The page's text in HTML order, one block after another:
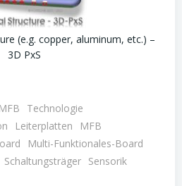
(e.g. copper, aluminum, etc.) –
3D PxS
MFB Technologie
Leiterplatten
MFB
Multi-Funktionales-Board
Schaltungsträger Sensorik